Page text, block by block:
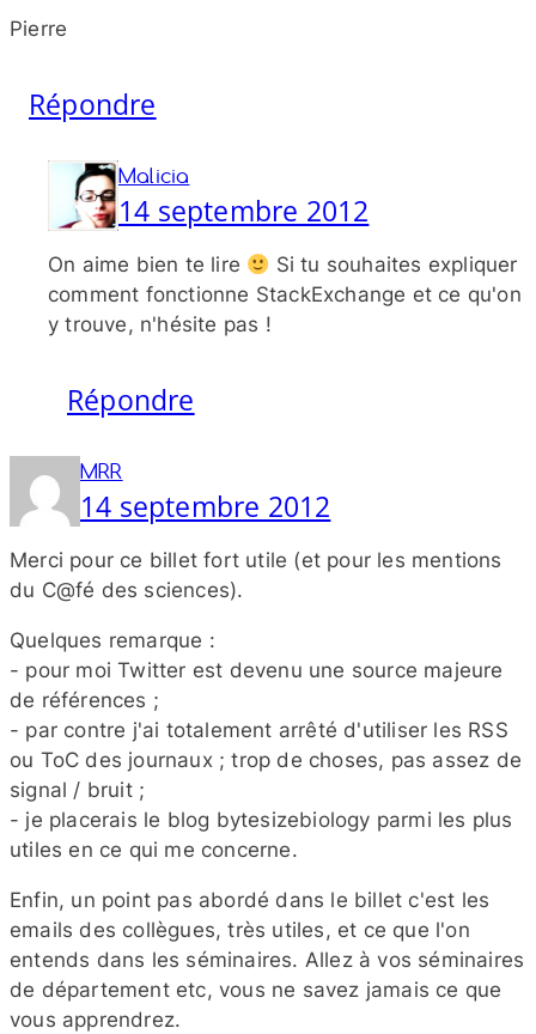
Pierre
Répondre
Malicia
14 septembre 2012
On aime bien te lire
Si tu souhaites expliquer
comment fonctionne StackExchange et ce qu'on
y trouve, n'hésite pas !
Répondre
MRR
14 septembre 2012
Merci pour ce billet fort utile (et pour les mentions
du C@fé des sciences).
Quelques remarque :
- pour moi Twitter est devenu une source majeure
de références ;
- par contre j'ai totalement arrêté d'utiliser les RSS
ou ToC des journaux ; trop de choses, pas assez de
signal /​ bruit ;
- je placerais le blog bytesizebiology parmi les plus
utiles en ce qui me concerne.
Enfin, un point pas abordé dans le billet c'est les
emails des collègues, très utiles, et ce que l'on
entends dans les séminaires. Allez à vos séminaires
de département etc, vous ne savez jamais ce que
vous apprendrez.